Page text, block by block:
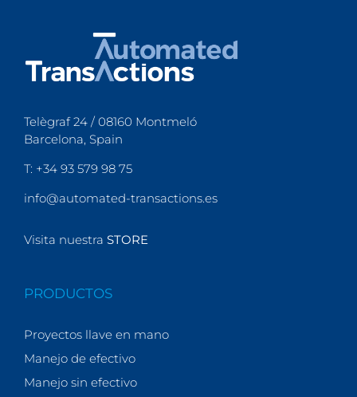
Telègraf 24 / 08160 Montmeló
Barcelona, Spain
T: +34 93 579 98 75
info@automated-transactions.es
Visita nuestra STORE
PRODUCTOS
Proyectos llave en mano
Manejo de efectivo
Manejo sin efectivo